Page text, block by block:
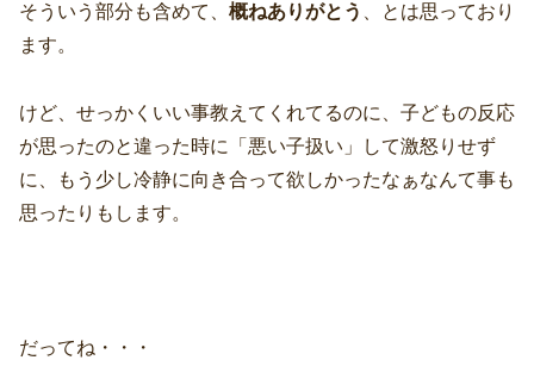
そういう部分も含めて、 概ねありがとう
、とは思っており
ます。
けど、せっかくいい事教えてくれてるのに、子どもの反応
が思ったのと違った時に「悪い子扱い」して激怒りせず
に、もう少し冷静に向き合って欲しかったなぁなんて事も
思ったりもします。
だってね・・・